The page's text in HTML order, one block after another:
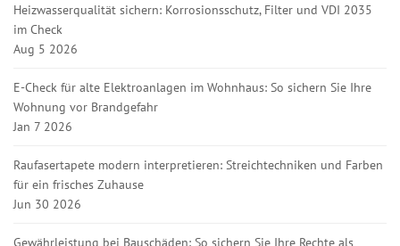
Heizwasserqualität sichern: Korrosionsschutz, Filter und VDI 2035
im Check
Aug 5 2026
E-Check für alte Elektroanlagen im Wohnhaus: So sichern Sie Ihre
Wohnung vor Brandgefahr
Jan 7 2026
Raufasertapete modern interpretieren: Streichtechniken und Farben
für ein frisches Zuhause
Jun 30 2026
Gewährleistung bei Bauschäden: So sichern Sie Ihre Rechte als